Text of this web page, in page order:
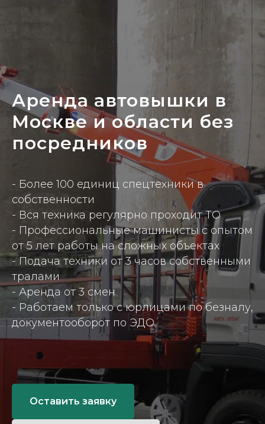
Аренда автовышки в
Москве и области без
посредников
- Более 100 единиц спецтехники в
собственности
- Вся техника регулярно проходит ТО
- Профессиональные машинисты с опытом
от 5 лет работы на сложных объектах
- Подача техники от 3 часов собственными
тралами
- Аренда от 3 смен
- Работаем только с юрлицами по безналу,
документооборот по ЭДО
Оставить заявку